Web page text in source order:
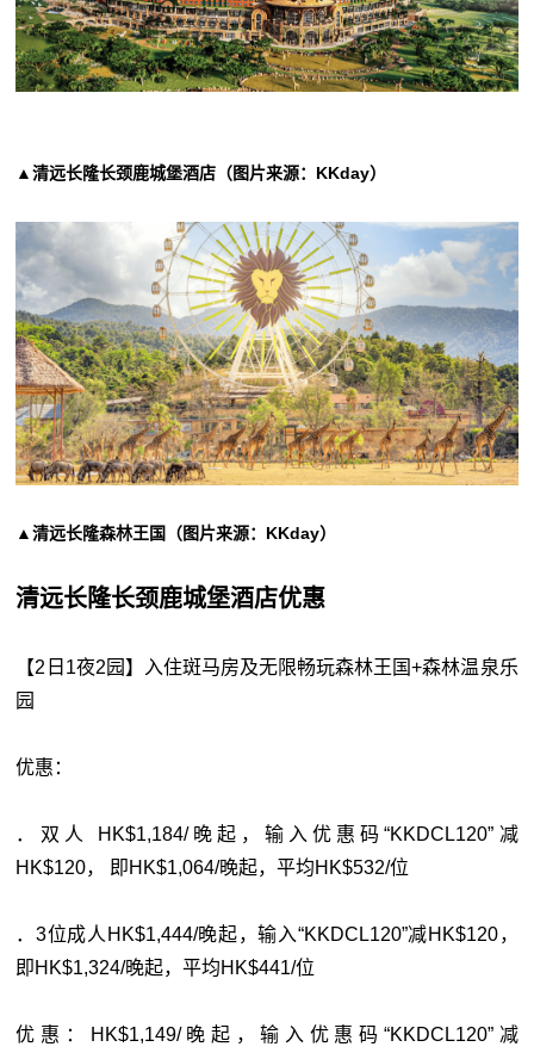
▲清远长隆长颈鹿城堡酒店（图片来源：KKday）
▲清远长隆森林王国（图片来源：KKday）
清远长隆长颈鹿城堡酒店优惠
【2日1夜2园】入住斑马房及无限畅玩森林王国+森林温泉乐
园
优惠：
．双人 HK$1,184/晚起，输入优惠码“KKDCL120”减
HK$120， 即HK$1,064/晚起，平均HK$532/位
．3位成人HK$1,444/晚起，输入“KKDCL120”减HK$120，
即HK$1,324/晚起，平均HK$441/位
优惠：HK$1,149/晚起，输入优惠码“KKDCL120”减